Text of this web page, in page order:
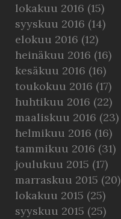
lokakuu 2016 (15)
syyskuu 2016 (14)
elokuu 2016 (12)
heinäkuu 2016 (16)
kesäkuu 2016 (16)
toukokuu 2016 (17)
huhtikuu 2016 (22)
maaliskuu 2016 (23)
helmikuu 2016 (16)
tammikuu 2016 (31)
joulukuu 2015 (17)
marraskuu 2015 (20)
lokakuu 2015 (25)
syyskuu 2015 (25)